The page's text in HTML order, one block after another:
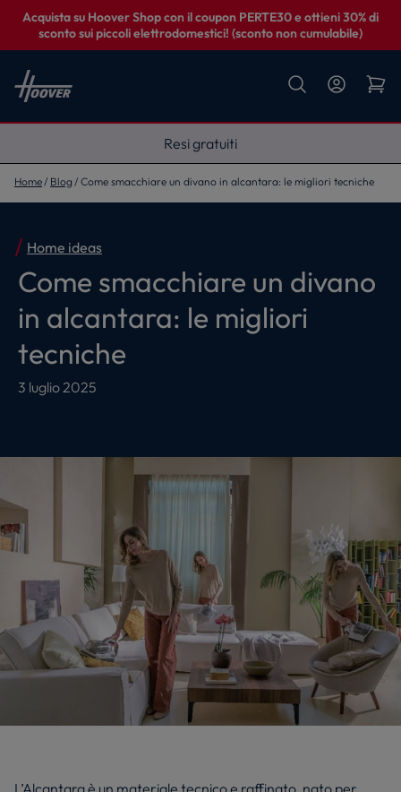
Acquista su Hoover Shop con il coupon PERTE30 e ottieni 30% di
sconto sui piccoli elettrodomestici! (sconto non cumulabile)
Fino a 5 anni di garanzia
Home Blog Come smacchiare un divano in alcantara: le migliori tecniche
Home ideas
Come smacchiare un divano
in alcantara: le migliori
tecniche
3 luglio 2025